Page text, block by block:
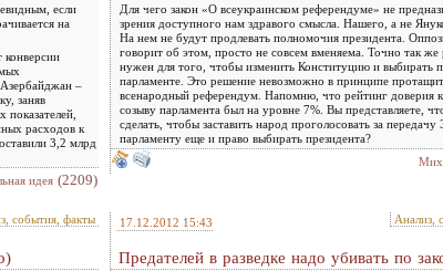
если
на
–
заняв
расходов к
3,2 млрд
идея (2209)
Для чего закон «О всеукраинском референдуме» не
зрения доступного нам здравого смысла. Нашего, а не
На нем не будут продлевать полномочия президента.
говорит об этом, просто не совсем вменяема. Точно так
нужен для того, чтобы изменить Конституцию и выбирать
парламенте. Это решение невозможно в принципе
всенародный референдум. Напомню, что рейтинг доверия
созыву парламента был на уровне 7%. Вы представляете,
сделать, чтобы заставить народ проголосовать за
парламенту еще и право выбирать президента?
события, факты 17.12.2012 15:43 Анализ,
Предателей в разведке надо убивать по